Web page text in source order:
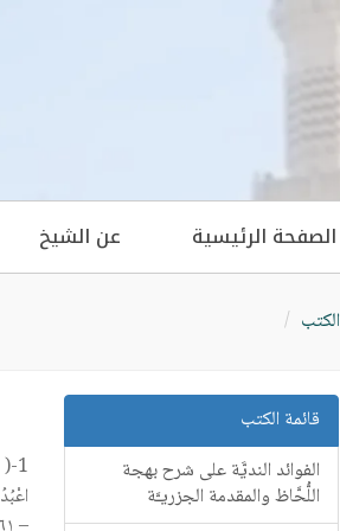
الصفحة الرئيسية عن الشيخ
الكتب
قائمة الكتب
الفوائد النديَّة على شرح بهجة
اللُّحَّاظ والمقدمة الجزريـَّة
1-(